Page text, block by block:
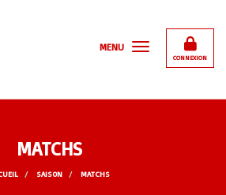
CONNEXION
MENU
MATCHS
SAISON MATCHS